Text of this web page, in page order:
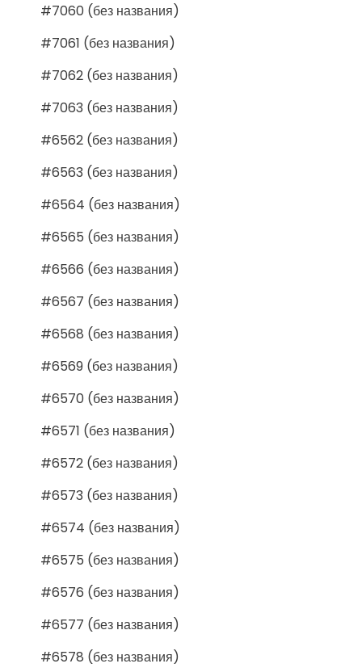
#7060 (без названия)
#7061 (без названия)
#7062 (без названия)
#7063 (без названия)
#6562 (без названия)
#6563 (без названия)
#6564 (без названия)
#6565 (без названия)
#6566 (без названия)
#6567 (без названия)
#6568 (без названия)
#6569 (без названия)
#6570 (без названия)
#6571 (без названия)
#6572 (без названия)
#6573 (без названия)
#6574 (без названия)
#6575 (без названия)
#6576 (без названия)
#6577 (без названия)
#6578 (без названия)